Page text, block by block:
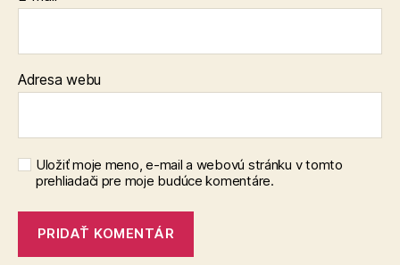
Adresa webu
Uložiť moje meno, e-mail a webovú stránku v tomto
prehliadači pre moje budúce komentáre.